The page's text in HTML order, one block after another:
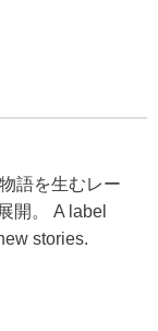
語を生むレー
開。 A label
stories.